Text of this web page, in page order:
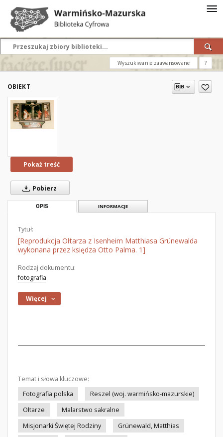
Wyszukiwanie zaawansowane ?
OBIEKT
Pokaż treść
Pobierz
OPIS INFORMACJE
Tytuł:
[Reprodukcja Ołtarza z Isenheim Matthiasa Grünewalda
wykonana przez księdza Otto Palma. 1]
Rodzaj dokumentu:
fotografia
Więcej
Temat i słowa kluczowe:
Fotografia polska
Reszel (woj. warmińsko-mazurskie)
Ołtarze
Malarstwo sakralne
Misjonarki Świętej Rodziny
Grünewald, Matthias